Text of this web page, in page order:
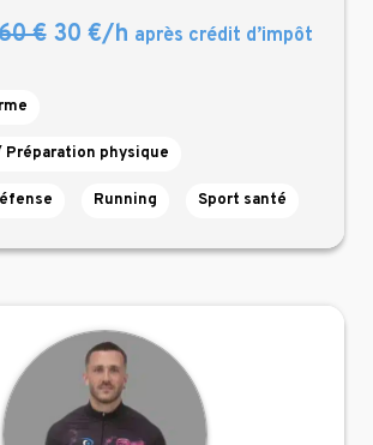
€30 €/h après crédit d’impôt
physique
Running Sport santé